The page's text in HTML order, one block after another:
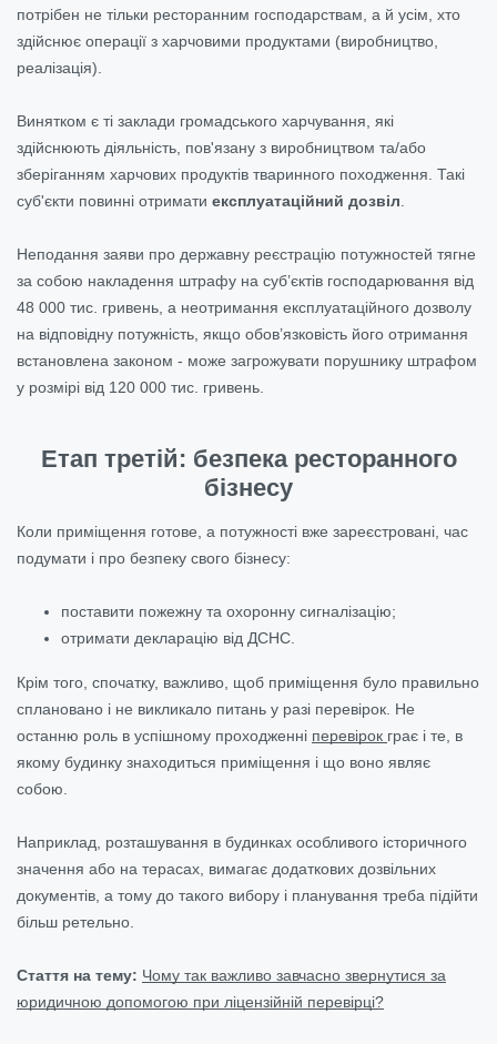
потрібен не тільки ресторанним господарствам, а й усім, хто
здійснює операції з харчовими продуктами (виробництво,
реалізація).
Винятком є ті заклади громадського харчування, які
здійснюють діяльність, пов'язану з виробництвом та/або
зберіганням харчових продуктів тваринного походження. Такі
суб'єкти повинні отримати експлуатаційний дозвіл
Неподання заяви про державну реєстрацію потужностей тягне
за собою накладення штрафу на суб’єктів господарювання від
48 000 тис. гривень, а неотримання експлуатаційного дозволу
на відповідну потужність, якщо обов’язковість його отримання
встановлена законом - може загрожувати порушнику штрафом
у розмірі від 120 000 тис. гривень.
Етап третій: безпека ресторанного
бізнесу
Коли приміщення готове, а потужності вже зареєстровані, час
подумати і про безпеку свого бізнесу:
поставити пожежну та охоронну сигналізацію;
отримати декларацію від ДСНС.
Крім того, спочатку, важливо, щоб приміщення було правильно
сплановано і не викликало питань у разі перевірок. Не
останню роль в успішному проходженні перевірок грає і те, в
якому будинку знаходиться приміщення і що воно являє
собою.
Наприклад, розташування в будинках особливого історичного
значення або на терасах, вимагає додаткових дозвільних
документів, а тому до такого вибору і планування треба підійти
більш ретельно.
Стаття на тему: Чому так важливо завчасно звернутися за
юридичною допомогою при ліцензійній перевірці?